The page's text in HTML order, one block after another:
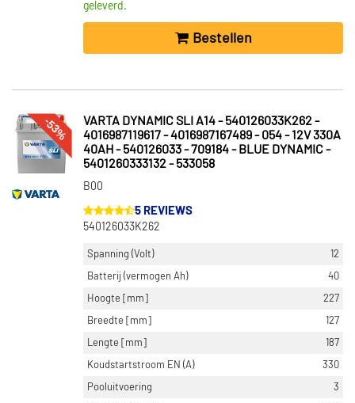
geleverd.
Bestellen
-53%
VARTA DYNAMIC SLI A14 - 540126033K262 -
4016987119617 - 4016987167489 - 054 - 12V 330A
40AH - 540126033 - 709184 - BLUE DYNAMIC -
5401260333132 - 533058
B00
5 REVIEWS
540126033K262
Spanning (Volt)
12
Batterij (vermogen Ah)
40
Hoogte [mm]
227
Breedte [mm]
127
Lengte [mm]
187
Koudstartstroom EN (A)
330
Pooluitvoering
3